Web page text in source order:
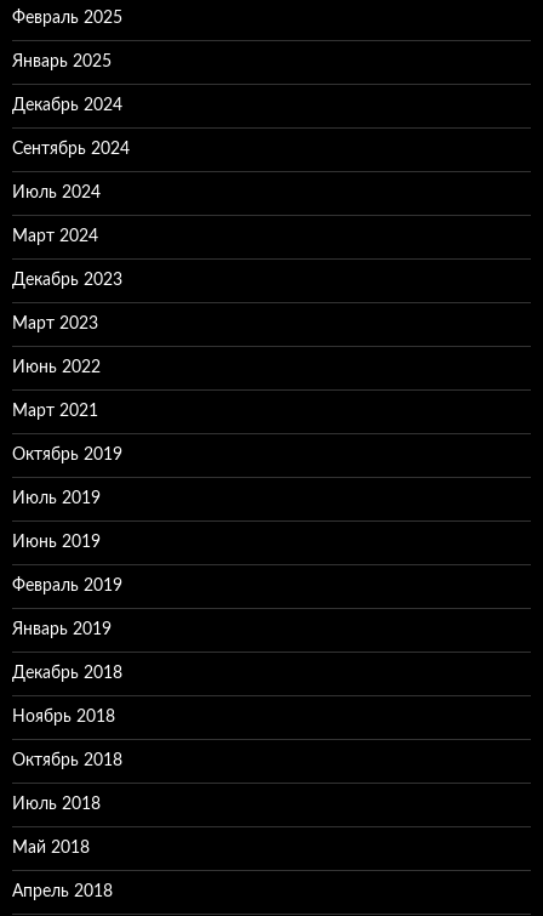
Февраль 2025
Январь 2025
Декабрь 2024
Сентябрь 2024
Июль 2024
Март 2024
Декабрь 2023
Март 2023
Июнь 2022
Март 2021
Октябрь 2019
Июль 2019
Июнь 2019
Февраль 2019
Январь 2019
Декабрь 2018
Ноябрь 2018
Октябрь 2018
Июль 2018
Май 2018
Апрель 2018